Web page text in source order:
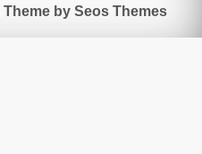
Theme by Seos Themes